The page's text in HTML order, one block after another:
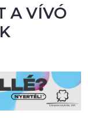
A VÍVÓ